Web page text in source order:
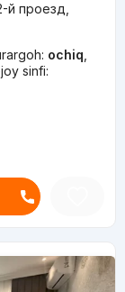
й проезд,
ochiq
sinfi: